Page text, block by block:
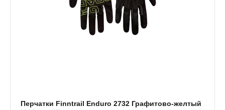
Перчатки Finntrail Enduro 2732 Графитово-желтый